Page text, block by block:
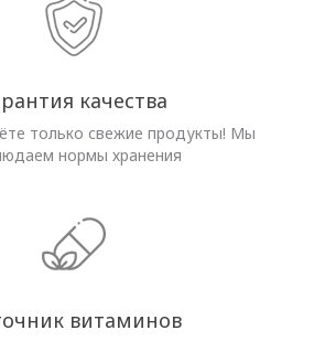
качества
только свежие продукты! Мы
нормы хранения
витаминов